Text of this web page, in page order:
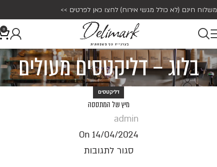
משלוח חינם (לא כולל מגשי אירוח) לחצו כאן לפרטים >>
0
בלוג – דליקטסים מעולים
דליקטסים
מיץ של המתססה
admin
On 14/04/2024
סגור לתגובות